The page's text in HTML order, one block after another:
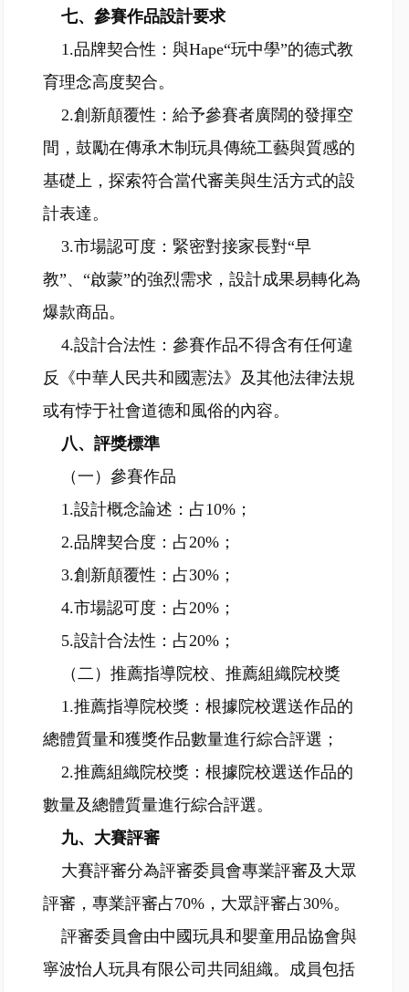
七、參賽作品設計要求
1.品牌契合性：與Hape“玩中學”的德式教
育理念高度契合。
2.創新顛覆性：給予參賽者廣闊的發揮空
間，鼓勵在傳承木制玩具傳統工藝與質感的
基礎上，探索符合當代審美與生活方式的設
計表達。
3.市場認可度：緊密對接家長對“早
教”、“啟蒙”的強烈需求，設計成果易轉化為
爆款商品。
4.設計合法性：參賽作品不得含有任何違
反《中華人民共和國憲法》及其他法律法規
或有悖于社會道德和風俗的內容。
八、評獎標準
（一）參賽作品
1.設計概念論述：占10%；
2.品牌契合度：占20%；
3.創新顛覆性：占30%；
4.市場認可度：占20%；
5.設計合法性：占20%；
（二）推薦指導院校、推薦組織院校獎
1.推薦指導院校獎：根據院校選送作品的
總體質量和獲獎作品數量進行綜合評選；
2.推薦組織院校獎：根據院校選送作品的
數量及總體質量進行綜合評選。
九、大賽評審
大賽評審分為評審委員會專業評審及大眾
評審，專業評審占70%，大眾評審占30%。
評審委員會由中國玩具和嬰童用品協會與
寧波怡人玩具有限公司共同組織。成員包括